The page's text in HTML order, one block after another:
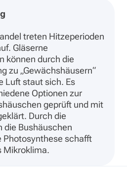
treten Hitzeperioden
Gläserne
können durch die
zu „Gewächshäusern“
Luft staut sich. Es
Optionen zur
geprüft und mit
Durch die
die Bushäuschen
Photosynthese schafft
Mikroklima.